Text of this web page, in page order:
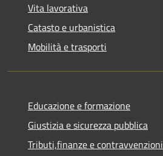
Vita lavorativa
Catasto e urbanistica
Mobilità e trasporti
Educazione e formazione
Giustizia e sicurezza pubblica
Tributi,finanze e contravvenzioni